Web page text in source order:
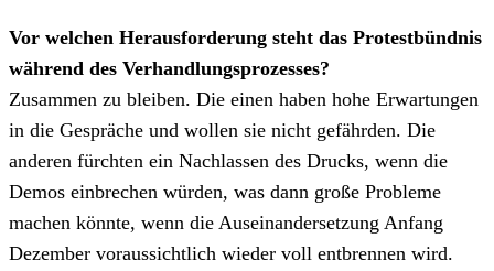
Vor welchen Herausforderung steht das Protestbündnis
während des Verhandlungsprozesses?
Zusammen zu bleiben. Die einen haben hohe Erwartungen
in die Gespräche und wollen sie nicht gefährden. Die
anderen fürchten ein Nachlassen des Drucks, wenn die
Demos einbrechen würden, was dann große Probleme
machen könnte, wenn die Auseinandersetzung Anfang
Dezember voraussichtlich wieder voll entbrennen wird.